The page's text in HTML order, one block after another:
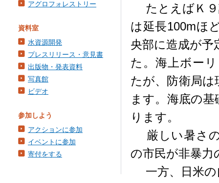
アグロフォレストリー
資料室
水資源開発
プレスリリース・意見書
出版物・発表資料
写真館
ビデオ
参加しよう
アクションに参加
イベントに参加
寄付をする
たとえばＫ９
は延長100mほ
央部に造成が
た。海上ボー
たが、防衛局
ます。海底の
ります。
厳しい暑さの
の市民が非暴力
一方、日米の